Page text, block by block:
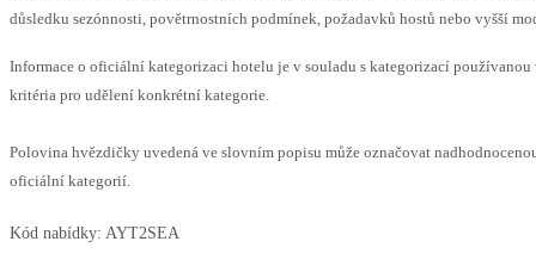
důsledku sezónnosti, povětrnostních podmínek, požadavků hostů nebo vyšší
Informace o oficiální kategorizaci hotelu je v souladu s kategorizací
kritéria pro udělení konkrétní kategorie.
Polovina hvězdičky uvedená ve slovním popisu může označovat
oficiální kategorií.
Kód nabídky: AYT2SEA